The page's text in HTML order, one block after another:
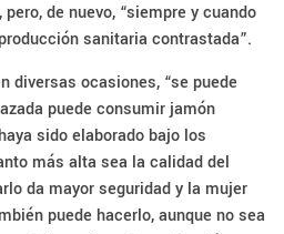
de nuevo, “siempre y cuando
sanitaria contrastada”.
diversas ocasiones, “se puede
puede consumir jamón
sido elaborado bajo los
más alta sea la calidad del
da mayor seguridad y la mujer
puede hacerlo, aunque no sea